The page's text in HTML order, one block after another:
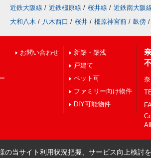
近鉄大阪線 / 近鉄橿原線 / 桜井線 / 近鉄南大阪
大和八木 / 八木西口 / 桜井 / 橿原神宮前 / 畝傍 /
お問い合わせ
新築・築浅
戸建て
ペット可
ファミリー向け物件
DIY可能物件
の当サイト利用状況把握、サービス向上検討